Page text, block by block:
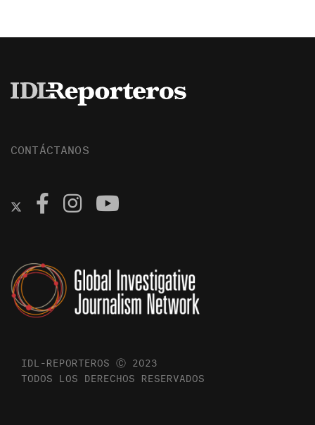
CONTÁCTANOS
IDL-REPORTEROS Ⓒ 2023
TODOS LOS DERECHOS RESERVADOS